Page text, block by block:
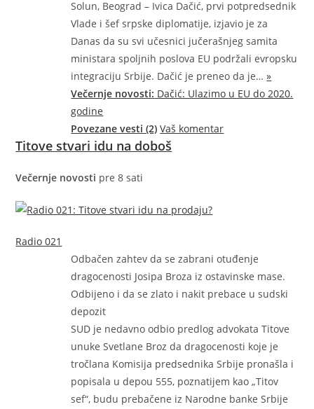
Solun, Beograd – Ivica Dačić, prvi potpredsednik
Vlade i šef srpske diplomatije, izjavio je za
Danas da su svi učesnici jučerašnjeg samita
ministara spoljnih poslova EU podržali evropsku
integraciju Srbije. Dačić je preneo da je…»
Večernje novosti: Dačić: Ulazimo u EU do 2020.
godine
Povezane vesti (2) Vaš komentar
Titove stvari idu na doboš
Večernje novosti pre 8 sati
Radio 021
Odbačen zahtev da se zabrani otuđenje
dragocenosti Josipa Broza iz ostavinske mase.
Odbijeno i da se zlato i nakit prebace u sudski
depozit
SUD je nedavno odbio predlog advokata Titove
unuke Svetlane Broz da dragocenosti koje je
tročlana Komisija predsednika Srbije pronašla i
popisala u depou 555, poznatijem kao „Titov
sef“, budu prebačene iz Narodne banke Srbije